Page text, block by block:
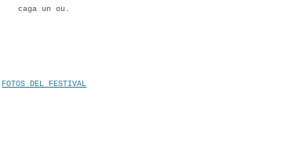
caga un ou.
FOTOS DEL FESTIVAL